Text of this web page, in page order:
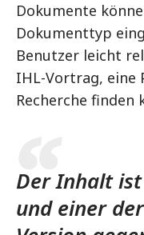
Dokumente
Dokumenttyp
Benutzer leicht
IHL-Vortrag, eine
Recherche finden
Der Inhalt
und einer